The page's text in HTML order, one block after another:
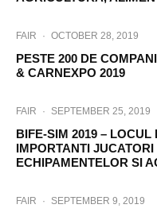
FAIR · OCTOBER 28, 2019
PESTE 200 DE
& CARNEXPO 2019
FAIR · SEPTEMBER 25, 2019
BIFE-SIM 2019 –
IMPORTANTI
ECHIPAMENTELOR SI
FAIR · SEPTEMBER 9, 2019